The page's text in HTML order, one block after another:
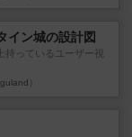
イン城の設計図
持っているユーザー視
）